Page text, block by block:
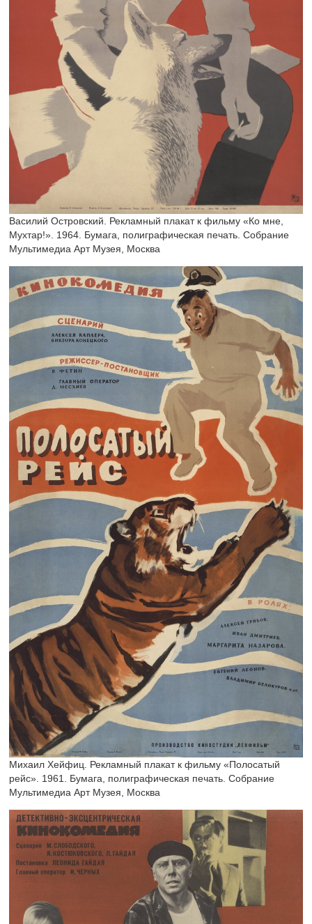
Василий Островский. Рекламный плакат к фильму «Ко мне,
Мухтар!». 1964. Бумага, полиграфическая печать. Собрание
Мультимедиа Арт Музея, Москва
Михаил Хейфиц. Рекламный плакат к фильму «Полосатый
рейс». 1961. Бумага, полиграфическая печать. Собрание
Мультимедиа Арт Музея, Москва